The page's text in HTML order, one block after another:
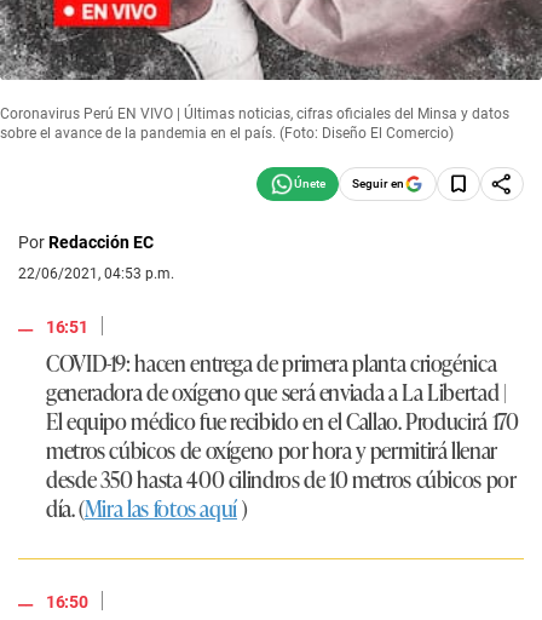
Coronavirus Perú EN VIVO | Últimas noticias, cifras oficiales del Minsa y datos
sobre el avance de la pandemia en el país. (Foto: Diseño El Comercio)
Seguir en
PorRedacción EC
22/06/2021, 04:53 p.m.
16:51
|
COVID-19: hacen entrega de primera planta criogénica
generadora de oxígeno que será enviada a La Libertad |
El equipo médico fue recibido en el Callao. Producirá 170
metros cúbicos de oxígeno por hora y permitirá llenar
desde 350 hasta 400 cilindros de 10 metros cúbicos por
día. (Mira las fotos aquí)
16:50
|